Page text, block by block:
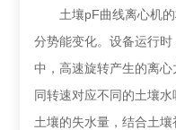
土壤pF曲线离心机的
分势能变化。设备运行
中，高速旋转产生的离
同转速对应不同的土壤
土壤的失水量，结合土